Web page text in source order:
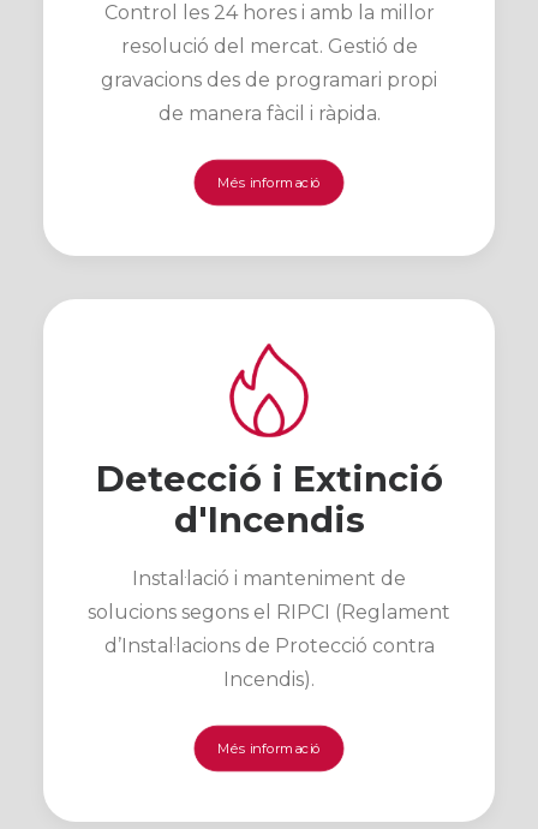
Control les 24 hores i amb la millor
resolució del mercat. Gestió de
gravacions des de programari propi
de manera fàcil i ràpida.
Més informació
Detecció i Extinció
d'Incendis
Instal·lació i manteniment de
solucions segons el RIPCI (Reglament
d’Instal·lacions de Protecció contra
Incendis).
Més informació